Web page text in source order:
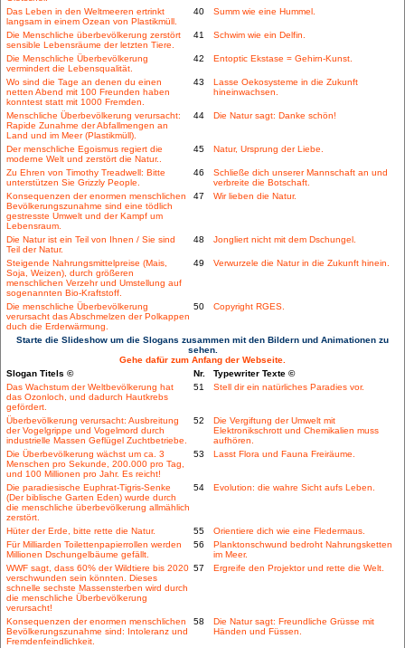
Das Leben in den Weltmeeren ertrinkt
langsam in einem Ozean von Plastikmüll.
40 Summ wie eine Hummel.
Die Menschliche überbevölkerung zerstört
sensible Lebensräume der letzten Tiere.
41 Schwim wie ein Delfin.
Die Menschliche Überbevölkerung
vermindert die Lebensqualität.
42 Entoptic Ekstase = Gehirn-Kunst.
Wo sind die Tage an denen du einen
netten Abend mit 100 Freunden haben
konntest statt mit 1000 Fremden.
43
Lasse Oekosysteme in die Zukunft
hineinwachsen.
Menschliche Überbevölkerung verursacht:
Rapide Zunahme der Abfallmengen an
Land und im Meer (Plastikmüll).
44 Die Natur sagt: Danke schön!
Der menschliche Egoismus regiert die
moderne Welt und zerstört die Natur..
45 Natur, Ursprung der Liebe.
Zu Ehren von Timothy Treadwell: Bitte
unterstützen Sie Grizzly People.
46
Schließe dich unserer Mannschaft an und
verbreite die Botschaft.
Konsequenzen der enormen menschlichen
Bevölkerungszunahme sind eine tödlich
gestresste Umwelt und der Kampf um
Lebensraum.
47 Wir lieben die Natur.
Die Natur ist ein Teil von Ihnen / Sie sind
Teil der Natur.
48 Jongliert nicht mit dem Dschungel.
Steigende Nahrungsmittelpreise (Mais,
Soja, Weizen), durch größeren
menschlichen Verzehr und Umstellung auf
sogenannten Bio-Kraftstoff.
49 Verwurzele die Natur in die Zukunft hinein.
Die menschliche Überbevölkerung
verursacht das Abschmelzen der Polkappen
duch die Erderwärmung.
50 Copyright RGES.
Starte die Slideshow um die Slogans zusammen mit den Bildern und Animationen zu
sehen.
Gehe dafür zum Anfang der Webseite.
Slogan Titels ©
Nr.
Typewriter Texte ©
Das Wachstum der Weltbevölkerung hat
das Ozonloch, und dadurch Hautkrebs
gefördert.
51 Stell dir ein natürliches Paradies vor.
Überbevölkerung verursacht: Ausbreitung
der Vogelgrippe und Vogelmord durch
industrielle Massen Geflügel Zuchtbetriebe.
52
Die Vergiftung der Umwelt mit
Elektronikschrott und Chemikalien muss
aufhören.
Die Überbevölkerung wächst um ca. 3
Menschen pro Sekunde, 200.000 pro Tag,
und 100 Millionen pro Jahr. Es reicht!
53 Lasst Flora und Fauna Freiräume.
Die paradiesische Euphrat-Tigris-Senke
(Der biblische Garten Eden) wurde durch
die menschliche überbevölkerung allmählich
zerstört.
54 Evolution: die wahre Sicht aufs Leben.
Hüter der Erde, bitte rette die Natur. 55
Orientiere dich wie eine Fledermaus.
Für Milliarden Toilettenpapierrollen werden
Millionen Dschungelbäume gefällt.
56
Planktonschwund bedroht Nahrungsketten
im Meer.
WWF sagt, dass 60% der Wildtiere bis 2020
verschwunden sein könnten. Dieses
schnelle sechste Massensterben wird durch
die menschliche Überbevölkerung
verursacht!
57 Ergreife den Projektor und rette die Welt.
Konsequenzen der enormen menschlichen
Bevölkerungszunahme sind: Intoleranz und
Fremdenfeindlichkeit.
58
Die Natur sagt: Freundliche Grüsse mit
Händen und Füssen.